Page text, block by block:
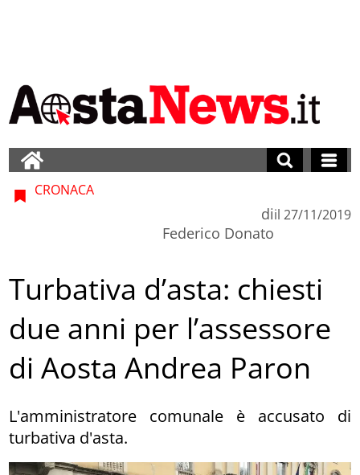
CRONACA
di
Federico Donato
il 27/11/2019
Turbativa d’asta: chiesti
due anni per l’assessore
di Aosta Andrea Paron
L'amministratore comunale è accusato di
turbativa d'asta.